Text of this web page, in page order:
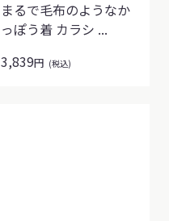
まるで毛布のようなか
っぽう着 カラシ ...
3,839円 (税込)